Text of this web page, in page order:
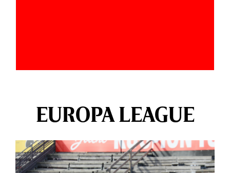
EUROPA LEAGUE